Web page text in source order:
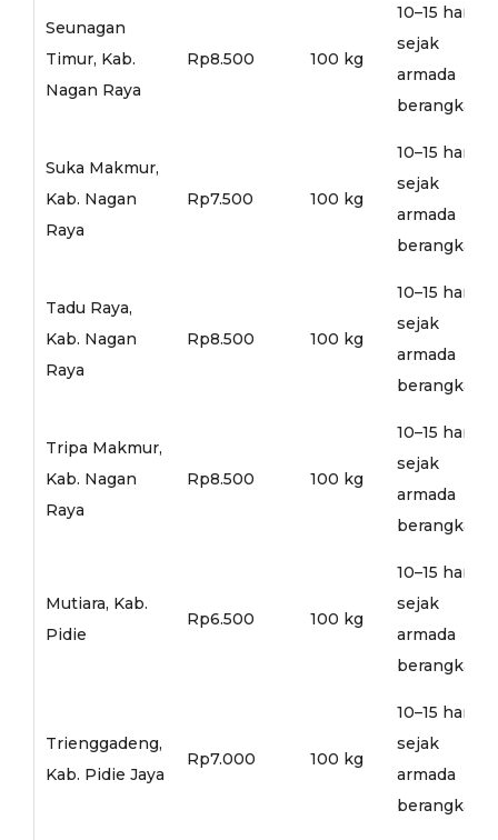
Seunagan
Timur, Kab.
Nagan Raya
Rp8.500 100 kg
10–15 hari
sejak
armada
berangkat
Suka Makmur,
Kab. Nagan
Raya
Rp7.500 100 kg
10–15 hari
sejak
armada
berangkat
Tadu Raya,
Kab. Nagan
Raya
Rp8.500 100 kg
10–15 hari
sejak
armada
berangkat
Tripa Makmur,
Kab. Nagan
Raya
Rp8.500 100 kg
10–15 hari
sejak
armada
berangkat
Mutiara, Kab.
Pidie
Rp6.500 100 kg
10–15 hari
sejak
armada
berangkat
Trienggadeng,
Kab. Pidie Jaya
Rp7.000 100 kg
10–15 hari
sejak
armada
berangkat